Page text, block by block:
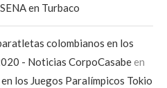
en Turbaco
colombianos en los
- Noticias CorpoCasabeen
los Juegos Paralímpicos Tokio